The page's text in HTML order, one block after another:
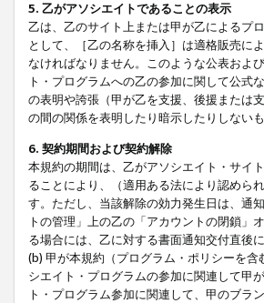
5. 乙がアソシエイトであることの表示
乙は、乙のサイト上または甲が乙によるプ
として、［乙の名称を挿入］は適格販売に
なければなりません。このような公表およ
ト・プログラムへの乙の参加に関して公式
の表明や誇張（甲が乙を支援、後援または
の間の関係を表明したり暗示したりしないも
6. 契約期間および契約解除
本規約の期間は、乙がアソシエイト・サイ
ることにより、（適用ある法により認めら
す。ただし、当該解除の効力発生日は、通
トの管理」上の乙の「アカウントの閉鎖」
る場合には、乙に対する書面通知交付直後
(b) 甲が本規約（プログラム・ポリシーを
シエイト・プログラムの参加に関連して甲
ト・プログラム参加に関連して、甲のブラ